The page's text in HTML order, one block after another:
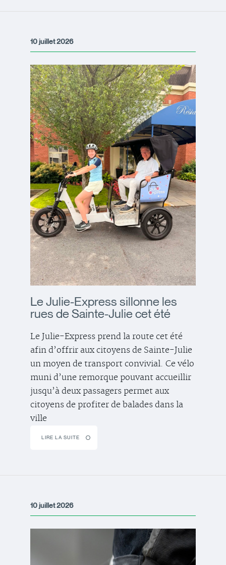
10 juillet 2026
Le Julie-Express sillonne les
rues de Sainte-Julie cet été
Le Julie-Express prend la route cet été
afin d’offrir aux citoyens de Sainte-Julie
un moyen de transport convivial. Ce vélo
muni d’une remorque pouvant accueillir
jusqu’à deux passagers permet aux
citoyens de profiter de balades dans la
ville
LIRE LA SUITE
10 juillet 2026